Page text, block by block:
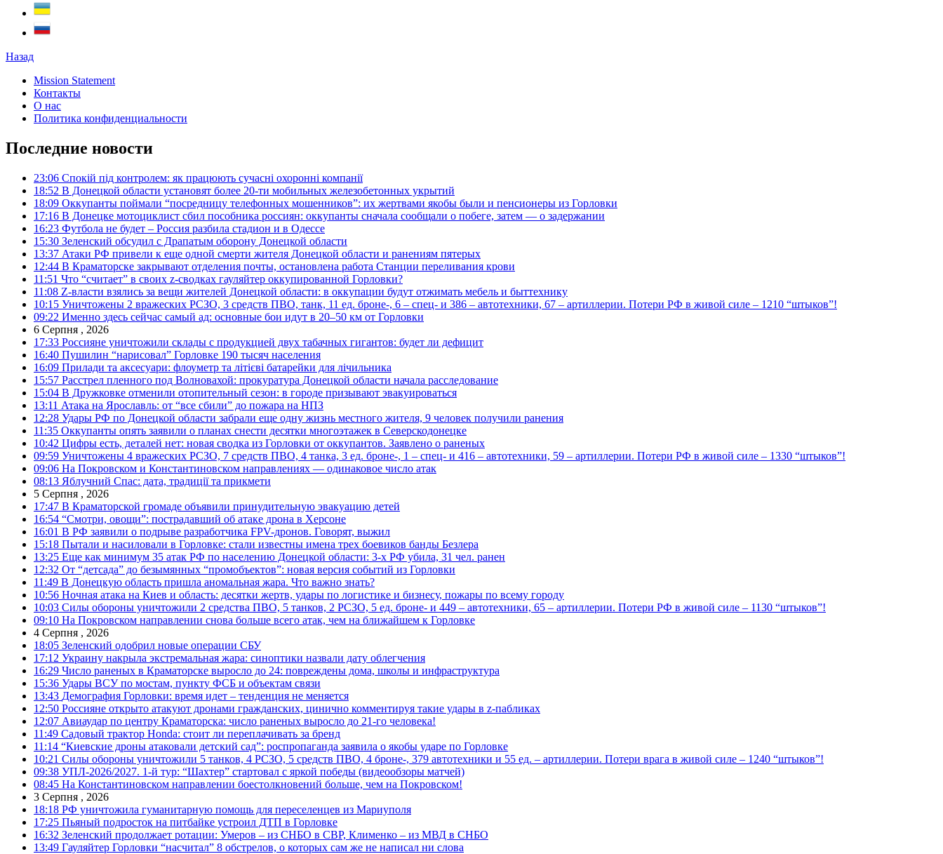
Назад
Mission Statement
Контакты
О нас
Политика конфиденциальности
Последние новости
23:06 Спокій під контролем: як працюють сучасні охоронні компанії
18:52 В Донецкой области установят более 20-ти мобильных железобетонных укрытий
18:09 Оккупанты поймали “посредницу телефонных мошенников”: их жертвами якобы были и пенсионеры из Горловки
17:16 В Донецке мотоциклист сбил пособника россиян: оккупанты сначала сообщали о побеге, затем — о задержании
16:23 Футбола не будет – Россия разбила стадион и в Одессе
15:30 Зеленский обсудил с Драпатым оборону Донецкой области
13:37 Атаки РФ привели к еще одной смерти жителя Донецкой области и ранениям пятерых
12:44 В Краматорске закрывают отделения почты, остановлена работа Станции переливания крови
11:51 Что “считает” в своих z-сводках гауляйтер оккупированной Горловки?
11:08 Z-власти взялись за вещи жителей Донецкой области: в оккупации будут отжимать мебель и быттехнику
10:15 Уничтожены 2 вражеских РСЗО, 3 средств ПВО, танк, 11 ед. броне-, 6 – спец- и 386 – автотехники, 67 – артиллерии. Потери РФ в живой силе – 1210 “штыков”!
09:22 Именно здесь сейчас самый ад: основные бои идут в 20–50 км от Горловки
6 Серпня , 2026
17:33 Россияне уничтожили склады с продукцией двух табачных гигантов: будет ли дефицит
16:40 Пушилин “нарисовал” Горловке 190 тысяч населения
16:09 Прилади та аксесуари: флоуметр та літієві батарейки для лічильника
15:57 Расстрел пленного под Волновахой: прокуратура Донецкой области начала расследование
15:04 В Дружковке отменили отопительный сезон: в городе призывают эвакуироваться
13:11 Атака на Ярославль: от “все сбили” до пожара на НПЗ
12:28 Удары РФ по Донецкой области забрали еще одну жизнь местного жителя, 9 человек получили ранения
11:35 Оккупанты опять заявили о планах снести десятки многоэтажек в Северскодонецке
10:42 Цифры есть, деталей нет: новая сводка из Горловки от оккупантов. Заявлено о раненых
09:59 Уничтожены 4 вражеских РСЗО, 7 средств ПВО, 4 танка, 3 ед. броне-, 1 – спец- и 416 – автотехники, 59 – артиллерии. Потери РФ в живой силе – 1330 “штыков”!
09:06 На Покровском и Константиновском направлениях — одинаковое число атак
08:13 Яблучний Спас: дата, традиції та прикмети
5 Серпня , 2026
17:47 В Краматорской громаде объявили принудительную эвакуацию детей
16:54 “Смотри, овощи”: пострадавший об атаке дрона в Херсоне
16:01 В РФ заявили о подрыве разработчика FPV-дронов. Говорят, выжил
15:18 Пытали и насиловали в Горловке: стали известны имена трех боевиков банды Безлера
13:25 Еще как минимум 35 атак РФ по населению Донецкой области: 3-х РФ убила, 31 чел. ранен
12:32 От “детсада” до безымянных “промобъектов”: новая версия событий из Горловки
11:49 В Донецкую область пришла аномальная жара. Что важно знать?
10:56 Ночная атака на Киев и область: десятки жертв, удары по логистике и бизнесу, пожары по всему городу
10:03 Силы обороны уничтожили 2 средства ПВО, 5 танков, 2 РСЗО, 5 ед. броне- и 449 – автотехники, 65 – артиллерии. Потери РФ в живой силе – 1130 “штыков”!
09:10 На Покровском направлении снова больше всего атак, чем на ближайшем к Горловке
4 Серпня , 2026
18:05 Зеленский одобрил новые операции СБУ
17:12 Украину накрыла экстремальная жара: синоптики назвали дату облегчения
16:29 Число раненых в Краматорске выросло до 24: повреждены дома, школы и инфраструктура
15:36 Удары ВСУ по мостам, пункту ФСБ и объектам связи
13:43 Демография Горловки: время идет – тенденция не меняется
12:50 Россияне открыто атакуют дронами гражданских, цинично комментируя такие удары в z-пабликах
12:07 Авиаудар по центру Краматорска: число раненых выросло до 21-го человека!
11:49 Садовый трактор Honda: стоит ли переплачивать за бренд
11:14 “Киевские дроны атаковали детский сад”: роспропаганда заявила о якобы ударе по Горловке
10:21 Силы обороны уничтожили 5 танков, 4 РСЗО, 5 средств ПВО, 4 броне-, 379 автотехники и 55 ед. – артиллерии. Потери врага в живой силе – 1240 “штыков”!
09:38 УПЛ-2026/2027. 1-й тур: “Шахтер” стартовал с яркой победы (видеообзоры матчей)
08:45 На Константиновском направлении боестолкновений больше, чем на Покровском!
3 Серпня , 2026
18:18 РФ уничтожила гуманитарную помощь для переселенцев из Мариуполя
17:25 Пьяный подросток на питбайке устроил ДТП в Горловке
16:32 Зеленский продолжает ротации: Умеров – из СНБО в СВР, Клименко – из МВД в СНБО
13:49 Гауляйтер Горловки “насчитал” 8 обстрелов, о которых сам же не написал ни слова